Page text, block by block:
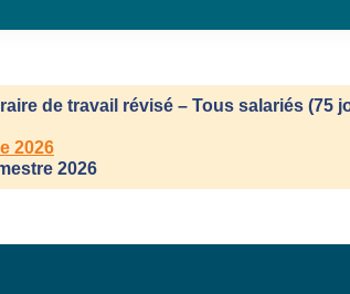
de travail révisé – Tous salariés (75
2026
2026